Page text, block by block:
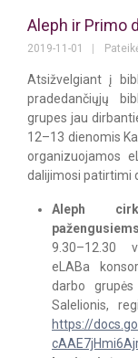
Aleph ir Primo
2019-11-01
Atsižvelgiant į
pradedančiųjų
grupes jau
12–13 dienomis
organizuojamos
dalijimosi patirtimi
Aleph
pažengusiems
9.30–12.30
eLABa
darbo
Salelionis,
https://